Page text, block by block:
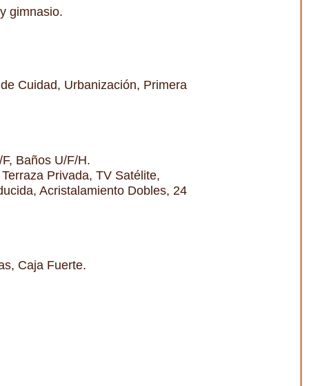
gimnasio.
Cuidad, Urbanización, Primera
Baños U/F/H.
Privada, TV Satélite,
Acristalamiento Dobles, 24
Caja Fuerte.